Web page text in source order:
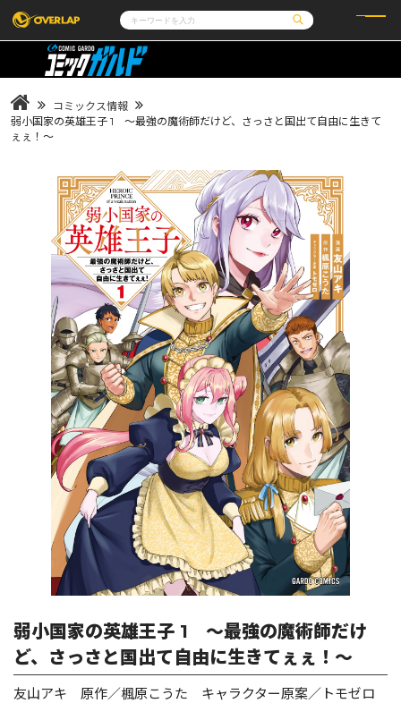
コミック
LiQulle
ラブパルフェ
ライトノベル
ロサージュノベルス
その他 通販・NEWS
会社概要
採用情報
アクセス
オーバーラップホールディングス
お問い合わせはこちら
オーバーラップ文庫
オーバーラップノベルス
オーバーラップノベルスf
ロサージュノベルス
コミックガルド
リキューレ
コミックス情報
弱小国家の英雄王子 1 ～最強の魔術師だけど、さっさと国出て自由に生きて
ぇぇ！～
弱小国家の英雄王子 1 ～最強の魔術師だけ
ど、さっさと国出て自由に生きてぇぇ！～
友山アキ 原作／楓原こうた キャラクター原案／トモゼロ